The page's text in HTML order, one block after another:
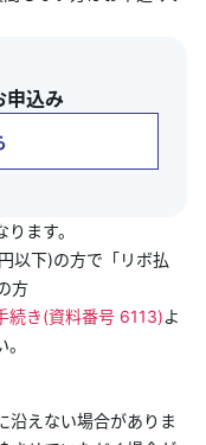
申込み
ます。
以下)の方で「リボ払
方
続き(資料番号 6113)よ
沿えない場合がありま